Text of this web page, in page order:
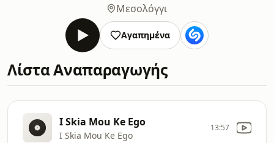
Μεσολόγγι
Αγαπημένα
Λίστα Αναπαραγωγής
I Skia Mou Ke Ego
I Skia Mou Ke Ego
13:57